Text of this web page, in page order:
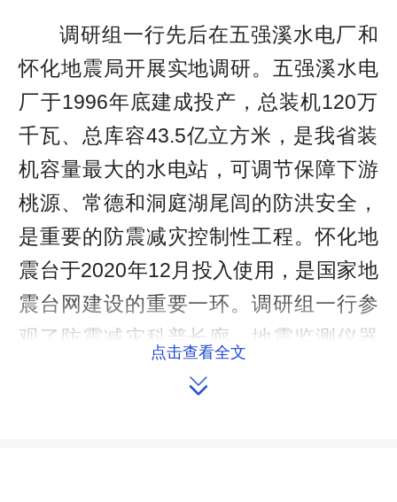
调研组一行先后在五强溪水电厂和
怀化地震局开展实地调研。五强溪水电
厂于1996年底建成投产，总装机120万
千瓦、总库容43.5亿立方米，是我省装
机容量最大的水电站，可调节保障下游
桃源、常德和洞庭湖尾闾的防洪安全，
是重要的防震减灾控制性工程。怀化地
震台于2020年12月投入使用，是国家地
震台网建设的重要一环。调研组一行参
观了防震减灾科普长廊、地震监测仪器
室、地壳变形观测仪等设施设备，观看
点击查看全文
